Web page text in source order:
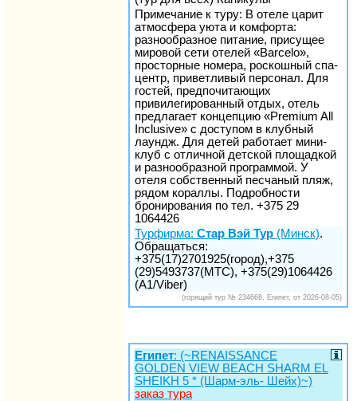
Примечание к туру: В отеле царит
атмосфера уюта и комфорта:
разнообразное питание, присущее
мировой сети отелей «Barcelo»,
просторные номера, роскошный спа-
центр, приветливый персонал. Для
гостей, предпочитающих
привилегированный отдых, отель
предлагает концепцию «Premium All
Inclusive» с доступом в клубный
лаундж. Для детей работает мини-
клуб с отличной детской площадкой
и разнообразной программой. У
отеля собственный песчаный пляж,
рядом кораллы. Подробности
бронирования по тел. +375 29
1064426
Турфирма: Стар Вэй Тур (Минск).
Обращаться:
+375(17)2701925(город),+375
(29)5493737(МТС), +375(29)1064426
(A1/Viber)
(горящий тур № 234668, Египет, от 2026-08-05)
Египет: (~RENAISSANCE
GOLDEN VIEW BEACH SHARM EL
SHEIKH 5 * (Шарм-эль- Шейх)~)
заказ тура